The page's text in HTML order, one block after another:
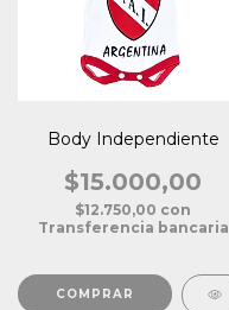
Body Independiente
$15.000,00
$12.750,00 con
Transferencia bancaria
COMPRAR